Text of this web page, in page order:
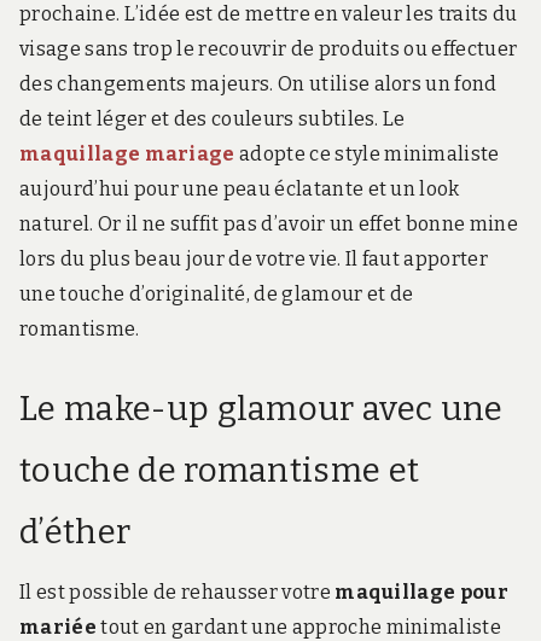
prochaine. L’idée est de mettre en valeur les traits du
visage sans trop le recouvrir de produits ou effectuer
des changements majeurs. On utilise alors un fond
de teint léger et des couleurs subtiles. Le
maquillage mariage adopte ce style minimaliste
aujourd’hui pour une peau éclatante et un look
naturel. Or il ne suffit pas d’avoir un effet bonne mine
lors du plus beau jour de votre vie. Il faut apporter
une touche d’originalité, de glamour et de
romantisme.
Le make-up glamour avec une
touche de romantisme et
d’éther
Il est possible de rehausser votre maquillage pour
mariée tout en gardant une approche minimaliste